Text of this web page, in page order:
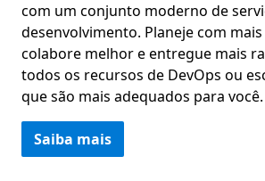
com um conjunto moderno de
desenvolvimento. Planeje com
colabore melhor e entregue mais
todos os recursos de DevOps ou
que são mais adequados para você.
Saiba mais